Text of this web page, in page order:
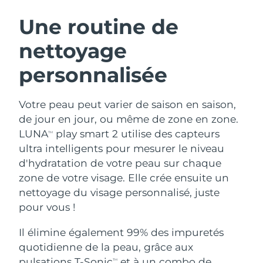
Une routine de
nettoyage
personnalisée
Votre peau peut varier de saison en saison,
de jour en jour, ou même de zone en zone.
LUNATM
play smart 2 utilise des capteurs
ultra intelligents pour mesurer le niveau
d'hydratation de votre peau sur chaque
zone de votre visage. Elle crée ensuite un
nettoyage du visage personnalisé, juste
pour vous !
Il élimine également 99% des impuretés
quotidienne de la peau, grâce aux
TM
Nettoyage du visage
Anti-aging massage
LUNA™ 4 Plus
Massage, LED heating
LUNA™ 4 Men
Lifting
Microcurrent toning
BEAR™ 2 go
Microcurrent toning on-the-go
BEAR™ 2 eyes & lips
Hydratation
UFO™ 3 coffret
Deep facial hydration
Near-infrared and red light therapy
device
Soin bucco-dentaire
issa™ 4
Hybrid silicone sonic toothbrush
Smart hybrid silicone sonic toothbrush
FAQ™ TRAITEMENT ANTI-ÂGE
Anti-âge Traitements LED
Autriche Livraison estimée
Bahreïn
Belgique Livraison estimée
Bermudes Livraison estimée8/17/26
Bosnie-Herzégovine Livraison estimée
Brunei
Bulgarie Livraison estimée8/11/26
Canada
Chili Livraison estimée8/15/26